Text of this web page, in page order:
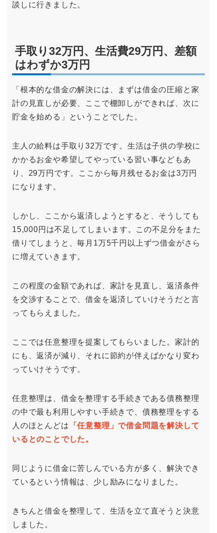
談しに行きました。
手取り32万円、生活費29万円、差額
はわずか3万円
「根本的な借金の解決には、まずは借金の圧縮と家
計の見直しが必要、ここで棚卸しができれば、次に
貯金を始める」ということでした。
主人の給料は手取り32万です。生活は子供の学校に
かかるお金や希望してやっている習い事などもあ
り、29万円です。ここから毎月残せるお金は3万円
になります。
しかし、ここから返済しようとすると、そうしても
15,000円は不足してしまいます。この不足分をまた
借りてしまうと、毎月1万5千円以上ずつ借金がさら
に増えていきます。
この程度の金額であれば、家計を見直し、返済条件
を交渉することで、借金を返済していけそうだと言
ってもらえました。
ここでは任意整理を提案してもらいました。家計的
にも、返済が減り、それに節約が伴えばかなり変わ
っていけそうです。
任意整理は、借金を整理する手続きである債務整理
の中で最も利用しやすい手続きで、債務整理をする
人のほとんどは 「任意整理」で借金問題を解決して
いるとのことでした。
同じように借金に苦しんでいる方が多く、解決でき
ているという情報は、少し励みになりました。
きちんと借金を整理して、生活を立て直そうと決意
しました。